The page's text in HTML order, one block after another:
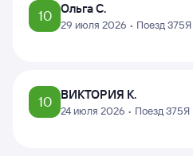
10 Ольга С.
29 июля 2026 • Поезд 375Я
10 ВИКТОРИЯ К.
24 июля 2026 • Поезд 375Я